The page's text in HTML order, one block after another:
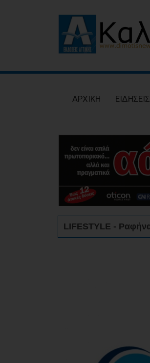
ΕΙΔΗΣΕΙΣ
ΟΙΚΟΝΟΜΙΑ
ΑΘΛΗΤΙΣΜΟΣ
ΠΟΛΙΤΙΣΜΟΣ
AΡΧΙΚΗ ΕΙΔΗΣΕΙΣ
LIFESTYLE -